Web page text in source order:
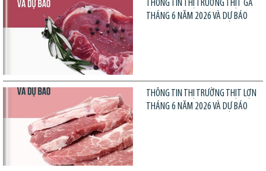
THÔNG TIN THỊ TRƯỜNG THỊT GÀ
THÁNG 6 NĂM 2026 VÀ DỰ BÁO
THÔNG TIN THỊ TRƯỜNG THỊT LỢN
THÁNG 6 NĂM 2026 VÀ DỰ BÁO